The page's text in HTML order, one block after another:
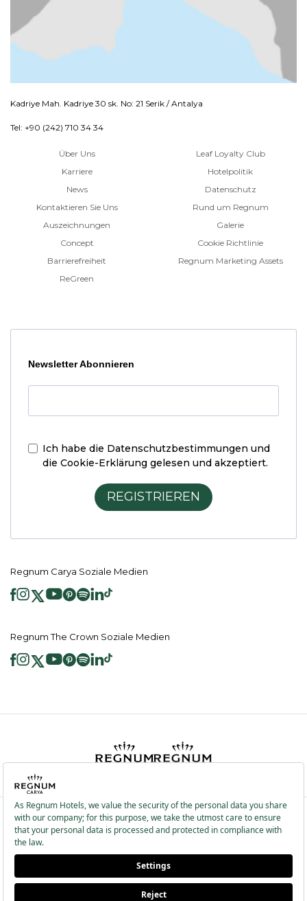
Kadriye Mah. Kadriye 30 sk. No: 21 Serik / Antalya
Tel: +90 (242) 710 34 34
Über Uns
Karriere
News
Kontaktieren Sie Uns
Auszeichnungen
Concept
Barrierefreiheit
ReGreen
Leaf Loyalty Club
Hotelpolitik
Datenschutz
Rund um Regnum
Galerie
Cookie Richtlinie
Regnum Marketing Assets
Newsletter Abonnieren
Ich habe die Datenschutzbestimmungen und
die Cookie-Erklärung gelesen und akzeptiert.
REGISTRIEREN
Regnum Carya Soziale Medien
Regnum The Crown Soziale Medien
2026 ® Regnum Hotels. Alle Rechte vorbehalten.